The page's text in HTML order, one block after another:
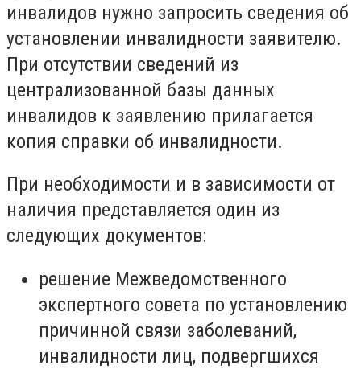
инвалидов нужно запросить сведения об
установлении инвалидности заявителю.
При отсутствии сведений из
централизованной базы данных
инвалидов к заявлению прилагается
копия справки об инвалидности.
При необходимости и в зависимости от
наличия представляется один из
следующих документов:
решение Межведомственного
экспертного совета по установлению
причинной связи заболеваний,
инвалидности лиц, подвергшихся